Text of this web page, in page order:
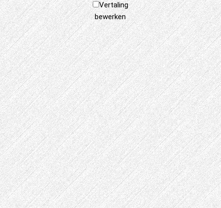
Vertaling
bewerken